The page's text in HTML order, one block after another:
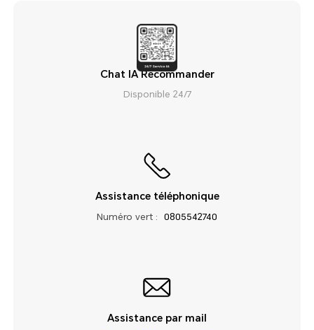
Chat IA Recommander
Disponible 24/7
Assistance téléphonique
Numéro vert : 0805542740
Assistance par mail